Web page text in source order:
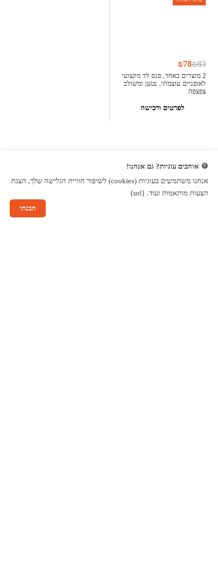
2 מוצרים באחד, פנס לד מקצועי
לאופניים עוצמתי, נטען ומשולב
צפצפה
₪83
₪78
לפרטים ורכישה
שרות ברמה
🍪 אוהבים עוגיות? גם אנחנו!
אנחנו משתמשים בעוגיות (cookies) לשיפור חוויית הגלישה שלך, הצגת
הצעות מותאמות ועוד. {url}
הבנתי